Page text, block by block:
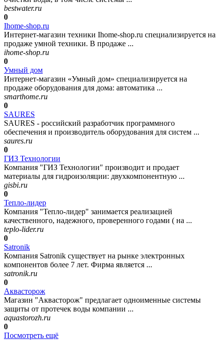
bestwater.ru
0
Ihome-shop.ru
Интернет-магазин техники Ihome-shop.ru специализируется на
продаже умной техники. В продаже ...
ihome-shop.ru
0
Умный дом
Интернет-магазин «Умный дом» специализируется на
продаже оборудования для дома: автоматика ...
smarthome.ru
0
SAURES
SAURES - российский разработчик программного
обеспечения и производитель оборудования для систем ...
saures.ru
0
ГИЗ Технологии
Компания "ГИЗ Технологии" производит и продает
материалы для гидроизоляции: двухкомпонентную ...
gisbi.ru
0
Тепло-лидер
Компания "Тепло-лидер" занимается реализацией
качественного, надежного, проверенного годами ( на ...
teplo-lider.ru
0
Satronik
Компания Satronik существует на рынке электронных
компонентов более 7 лет. Фирма является ...
satronik.ru
0
Аквасторож
Магазин "Аквасторож" предлагает одноименные системы
защиты от протечек воды компании ...
aquastorozh.ru
0
Посмотреть ещё